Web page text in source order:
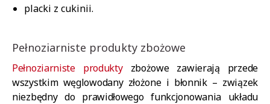
placki z cukinii.
Pełnoziarniste produkty zbożowe
Pełnoziarniste produktyzbożowe zawierają przede
wszystkim węglowodany złożone i błonnik – związek
niezbędny do prawidłowego funkcjonowania układu